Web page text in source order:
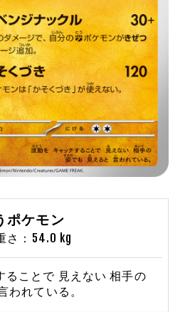
ポケモン
：54.0 kg
ることで 見えない 相手の
われている。